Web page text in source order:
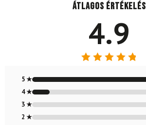
Átlagos értékelés
4.9
4.89/ 5
5 ★
4 ★
3 ★
2 ★